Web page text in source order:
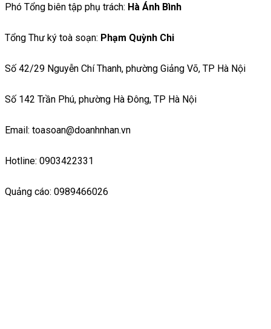
Phó Tổng biên tập phụ trách: Hà Ánh Bình
Tổng Thư ký toà soạn: Phạm Quỳnh Chi
Số 42/29 Nguyễn Chí Thanh, phường Giảng Võ, TP Hà Nội
Số 142 Trần Phú, phường Hà Đông, TP Hà Nội
Email: toasoan@doanhnhan.vn
Hotline: 0903422331
Quảng cáo: 0989466026